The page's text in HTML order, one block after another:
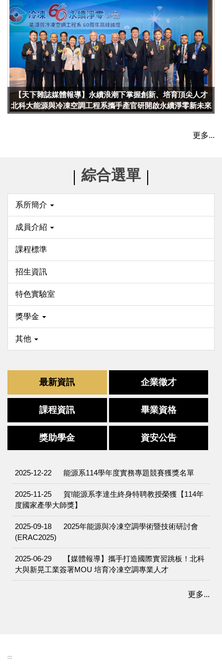
【天下雜誌媒體報導】永續浪潮下掌握創新、培育頂尖人才
北科大能源與冷凍空調工程系攜手產官研開啟永續淨零新未來
更多...
綜合選單
系所簡介
成員介紹
課程標準
招生資訊
特色實驗室
獎學金
其他
最新資訊 企業徵才
課程資訊 畢業資格
獎助學金 資安公告
2025-12-22 能源系114學年度實務專題競賽獲獎名單
2025-11-25
賀!能源系李達生終身特聘教授榮獲【114年
度國家產學大師獎】
2025-09-18
2025年能源與冷凍空調學術暨技術研討會
(ERAC2025)
2025-06-29
【媒體報導】攜手打造國際實習跳板！北科
大與新晃工業簽署MOU 培育冷凍空調專業人才
更多...
:::